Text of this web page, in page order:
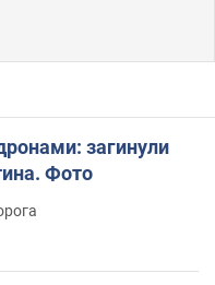
загинули
Фото